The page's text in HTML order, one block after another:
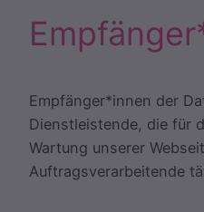
Empfänger*innen der
Dienstleistende, die für
Wartung unserer
Auftragsverarbeitende